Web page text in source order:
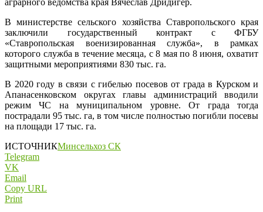
В министерстве сельского хозяйства Ставропольского края
заключили государственный контракт с ФГБУ
«Ставропольская военизированная служба», в рамках
которого служба в течение месяца, с 8 мая по 8 июня, охватит
защитными мероприятиями 830 тыс. га.
В 2020 году в связи с гибелью посевов от града в Курском и
Апанасенковском округах главы администраций вводили
режим ЧС на муниципальном уровне. От града тогда
пострадали 95 тыс. га, в том числе полностью погибли посевы
на площади 17 тыс. га.
ИСТОЧНИКМинсельхоз СК
Telegram
VK
Email
Copy URL
Print